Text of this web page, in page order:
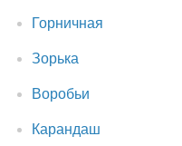
Горничная
Зорька
Воробьи
Карандаш